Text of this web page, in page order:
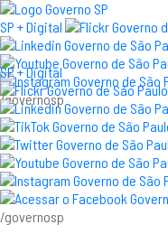
SP + Digital
/governosp
SP + Digital
/governosp
Visit